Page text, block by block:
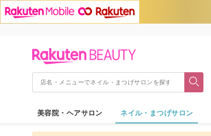
美容院・ヘアサロン ネイル・まつげサロン